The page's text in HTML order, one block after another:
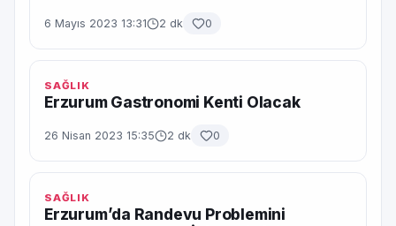
6 Mayıs 2023 13:31 2 dk 0
SAĞLIK
Erzurum Gastronomi Kenti Olacak
26 Nisan 2023 15:35 2 dk 0
SAĞLIK
Erzurum’da Randevu Problemini